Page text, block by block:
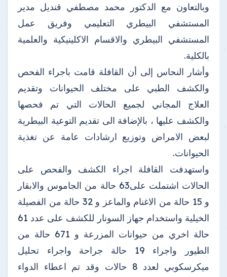
وبالتعاون مع الدكتور محمد مصطفي قنديل مدير
المستشفي البيطري التعليمي وفريق عمل
المستشفي البيطري والاقسام الاكلينيكية والعلمية
بالكلية.
وأشار النحاس إلى أن القافلة قامت باجراء الفحص
والكشف الطبي على مختلف الحيوانات وتقديم
العلاج المجاني لجميع الحالات التي تم فحصها
والكشف عليها ، بالإضافة الى تقديم التوعية البيطرية
لبعض الامراض وتوزيع ارشادات عامة عن تغذية
الحيوانات.
واستهدفت القافلة اجراء الكشف والفحص على
الحالات اشتملت على63 حالة من الجاموس والابقار
و 15 حالة من الاغنام والماعز و 32 حالة من الفصيلة
الخيلية واستخدام جهاز السونار للكشف على عدد 61
حالة اخري من حيوانات المزرعة و 671 حالة من
الطيور واجراء 19 حالة جراحة واجراء تحليل
ميكرسكوبي لعدد 8 حالات وقد تم اعطاء الدواء